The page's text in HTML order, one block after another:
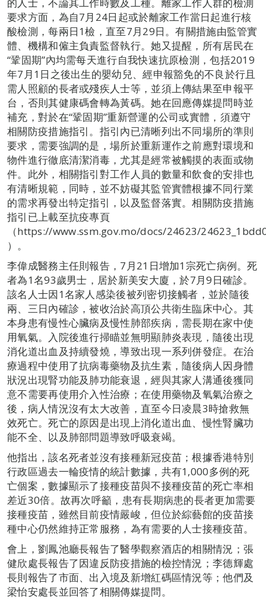
要求方面，為自7月24日起或於離家工作當日起進行核
酸檢測，每兩日1檢，直至7月29日。有關措施由監管實
體、機構和僱主負責監督執行。她又提醒，所有居民在
“鞏固期”內均需每天進行自我快速抗原檢測，包括2019
年7月1日之後出生的嬰幼兒、經申報豁免的不良於行且
需人照顧的長者或殘疾人士等，並須上傳結果至申報平
台，否則其健康碼會轉為黃碼。她在回應傳媒提問時並
補充，對於在“鞏固期”重新營運的公司或實體，須遵守
相關防疫措施指引。指引內已清晰列出不同場所的準則
要求，需要強調的是，場所於重新運作之前應對環境和
物件進行徹底清潔消毒，尤其是經常被觸摸的表面或物
件。此外，相關指引對工作人員的數量和飲食的安排也
有清晰規範，同時，並不妨礙其監管實體根據不同行業
的需求再發出特定指引，以及監督落實。相關防疫措施
指引已上載至抗疫專頁
（https://www.ssm.gov.mo/docs/24623/
）。
李偉成醫務主任則報告，7月21日增加1宗死亡病例。死
者為1名93歲男士，居於新美安大廈，於7月9日確診。
該名人士因1名家人感染後被列密切接觸者，並於隨後
兩、三日內確診，被收治於高頂公共衛生臨床中心。其
本身患有慢性心臟病及慢性肺部疾病，需長期在家中使
用氧氣。入院後進行掃瞄並無明顯肺炎表現，隨後出現
消化道出血及持續發燒，導致出現一系列併發症。在治
療過程中使用了抗病毒藥物及抗生素，隨後病人因身體
狀況出現腎功能及肺功能衰退，經與其家人溝通後獲同
意不需要再使用介入性治療；在使用藥物及氧氣治療之
後，病人情況沒有太大改善，直至今日凌晨3時搶救無
效死亡。死亡的原因是出現上消化道出血、慢性腎臟功
能不全、以及肺部問題導致呼吸衰竭。
他指出，該名死者並沒有接種新冠疫苗；根據香港特別
行政區過去一輪疫情的統計數據，共有1,000多例的死
亡個案，數據顯示了接種疫苗與不接種疫苗的死亡率相
差近30倍。故再次呼籲，患有長期病患的長者更加需要
接種疫苗，雖然目前疫情嚴峻，但位於綜藝館的疫苗接
種中心仍然維持正常服務，為有需要的人士接種疫苗。
會上，劉鳳池廳長報告了醫學觀察酒店的相關情況；張
健欣處長報告了因違反防疫措施的檢控情況；李德輝處
長則報告了市面、出入境及新增紅碼區情況等；他們及
梁怡安處長並回答了相關傳媒提問。